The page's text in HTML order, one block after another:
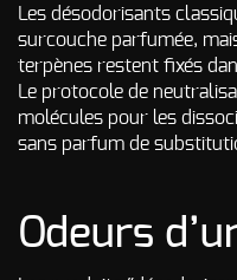
Les désodorisants
surcouche parfumée,
terpènes restent fixés
Le protocole de
molécules pour les
sans parfum de
Odeurs